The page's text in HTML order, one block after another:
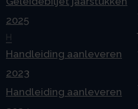
2025
H
Handleiding aanleveren
2023
Handleiding aanleveren